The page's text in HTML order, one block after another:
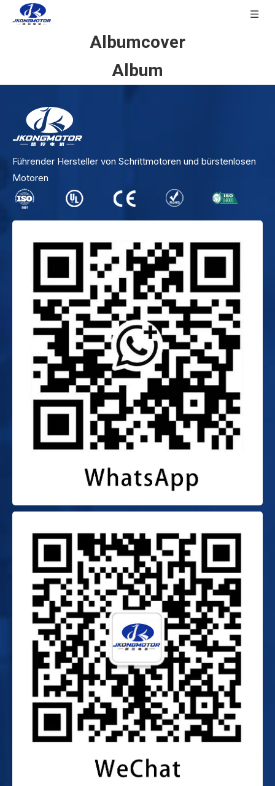
Albumcover
Album
Führender Hersteller von Schrittmotoren und bürstenlosen
Motoren